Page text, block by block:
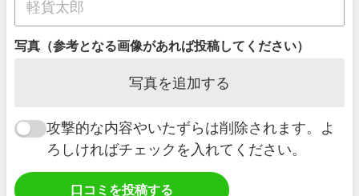
写真（参考となる画像があれば投稿してください）
写真を追加する
攻撃的な内容やいたずらは削除されます。よ
ろしければチェックを入れてください。
口コミを投稿する